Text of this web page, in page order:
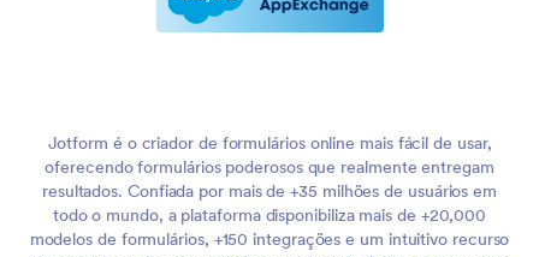
Jotform é o criador de formulários online mais fácil de usar,
oferecendo formulários poderosos que realmente entregam
resultados. Confiada por mais de +35 milhões de usuários em
todo o mundo, a plataforma disponibiliza mais de +20,000
modelos de formulários, +150 integrações e um intuitivo recurso